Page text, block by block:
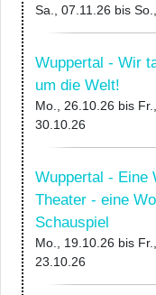
Sa., 07.11.26 bis
Wuppertal - Wir
um die Welt!
Mo., 26.10.26 bis Fr.,
30.10.26
Wuppertal - Eine
Theater - eine
Schauspiel
Mo., 19.10.26 bis Fr.,
23.10.26